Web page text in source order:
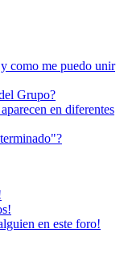
como me puedo unir
Grupo?
en diferentes
en este foro!